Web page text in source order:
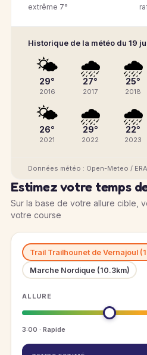
extrême 7°
Historique de la météo du 19
🌤️
29°
2016
🌧️
27°
2017
🌧️
25°
2018
🌤️
26°
2021
🌧️
29°
2022
🌧️
22°
2023
Données météo : Open-Meteo /
Estimez votre temps
Sur la base de votre allure cible,
votre course
Trail Trailhounet de Vernajoul
Marche Nordique (10.3km)
ALLURE
3:00 · Rapide